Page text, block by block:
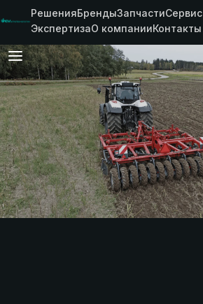
РешенияБрендыЗапчастиСервис
ЭкспертизаО компанииКонтакты